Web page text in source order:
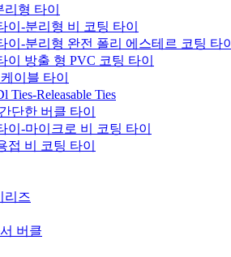
형 타이
이-분리형 비 코팅 타이
이-분리형 완전 폴리 에스테르 코팅 타이
방출 형 PVC 코팅 타이
이블 타이
Releasable Ties
단한 버클 타이
-마이크로 비 코팅 타이
접 비 코팅 타이
리즈
버클